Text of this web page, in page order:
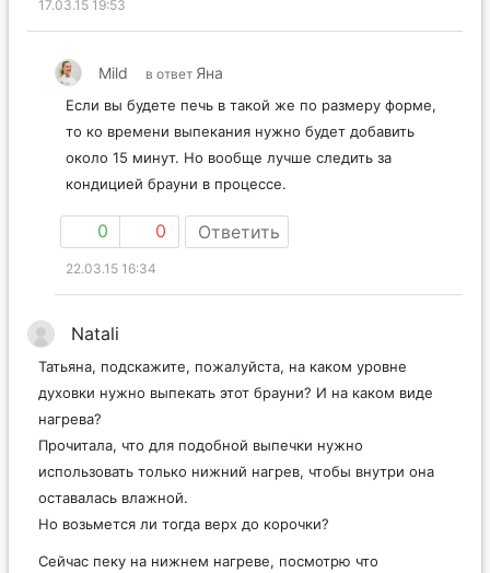
17.03.15 19:53
Mild в ответ Яна
Если вы будете печь в такой же по размеру форме,
то ко времени выпекания нужно будет добавить
около 15 минут. Но вообще лучше следить за
кондицией брауни в процессе.
0 0 Ответить
22.03.15 16:34
Natali
Татьяна, подскажите, пожалуйста, на каком уровне
духовки нужно выпекать этот брауни? И на каком виде
нагрева?
Прочитала, что для подобной выпечки нужно
использовать только нижний нагрев, чтобы внутри она
оставалась влажной.
Но возьмется ли тогда верх до корочки?
Сейчас пеку на нижнем нагреве, посмотрю что